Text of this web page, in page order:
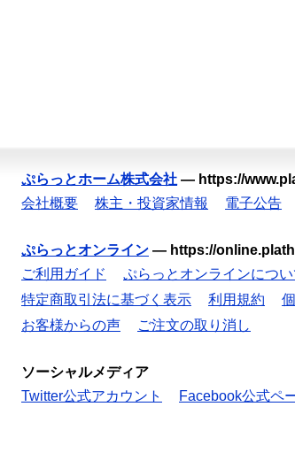
ぷらっとホーム株式会社 — https://
会社概要
株主・投資家情報 電子公告
ぷらっとオンライン — https://
ご利用ガイド
ぷらっとオンラインについ
特定商取引法に基づく表示
利用規約
お客様からの声
ご注文の取り消し
ソーシャルメディア
Twitter公式アカウント
Facebook公式ペ